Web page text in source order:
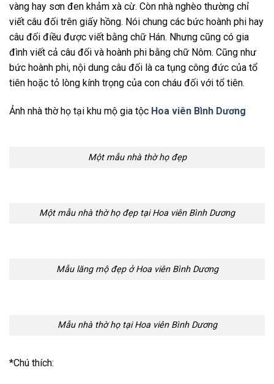
vàng hay sơn đen khảm xà cừ. Còn nhà nghèo thường chỉ
viết câu đối trên giấy hồng. Nói chung các bức hoành phi hay
câu đối điều được viết bằng chữ Hán. Nhưng cũng có gia
đình viết cả câu đối và hoành phi bằng chữ Nôm. Cũng như
bức hoành phi, nội dung câu đối là ca tụng công đức của tổ
tiên hoặc tỏ lòng kính trọng của con cháu đối với tổ tiên.
Ảnh nhà thờ họ tại khu mộ gia tộc Hoa viên Bình Dương
Một mẫu nhà thờ họ đẹp
Một mẫu nhà thờ họ đẹp tại Hoa viên Bình Dương
Mẫu lăng mộ đẹp ở Hoa viên Bình Dương
Mẫu nhà thờ họ tại Hoa viên Bình Dương
*Chú thích: